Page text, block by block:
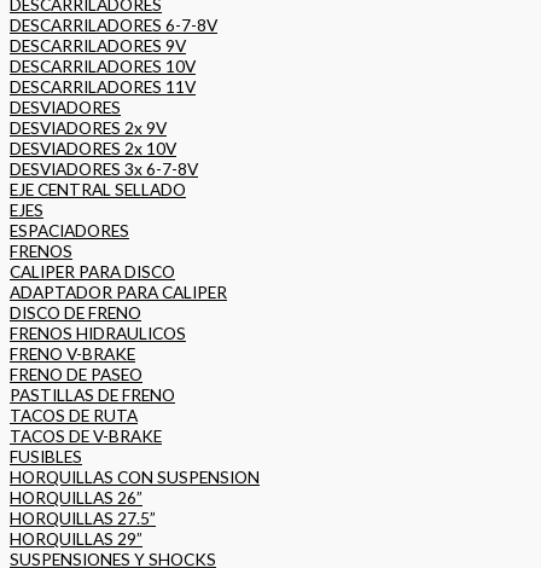
DESCARRILADORES 6-7-8V
DESCARRILADORES 9V
DESCARRILADORES 10V
DESCARRILADORES 11V
DESVIADORES
DESVIADORES 2x 9V
DESVIADORES 2x 10V
DESVIADORES 3x 6-7-8V
EJE CENTRAL SELLADO
EJES
ESPACIADORES
FRENOS
CALIPER PARA DISCO
ADAPTADOR PARA CALIPER
DISCO DE FRENO
FRENOS HIDRAULICOS
FRENO V-BRAKE
FRENO DE PASEO
PASTILLAS DE FRENO
TACOS DE RUTA
TACOS DE V-BRAKE
FUSIBLES
HORQUILLAS CON SUSPENSION
HORQUILLAS 26”
HORQUILLAS 27.5”
HORQUILLAS 29”
SUSPENSIONES Y SHOCKS